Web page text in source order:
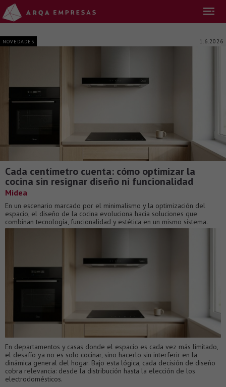
NOVEDADES 1.6.2026
Cada centímetro cuenta: cómo optimizar la
cocina sin resignar diseño ni funcionalidad
Midea
En un escenario marcado por el minimalismo y la optimización del
espacio, el diseño de la cocina evoluciona hacia soluciones que
combinan tecnología, funcionalidad y estética en un mismo sistema.
En departamentos y casas donde el espacio es cada vez más limitado,
el desafío ya no es solo cocinar, sino hacerlo sin interferir en la
dinámica general del hogar. Bajo esta lógica, cada decisión de diseño
cobra relevancia: desde la distribución hasta la elección de los
electrodomésticos.